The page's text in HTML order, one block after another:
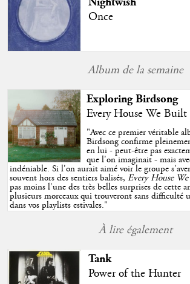
Once
Album de la semaine
Exploring Birdsong
Every House We Built
"Avec ce premier véritable
Birdsong confirme
en lui - peut-être pas
que l'on imaginait - mais
indéniable. Si l'on aurait aimé voir le groupe
souvent hors des sentiers balisés,Every House
pas moins l'une des très belles surprises de cette
plusieurs morceaux qui trouveront sans difficulté
dans vos playlists estivales."
À lire également
Tank
Power of the Hunter